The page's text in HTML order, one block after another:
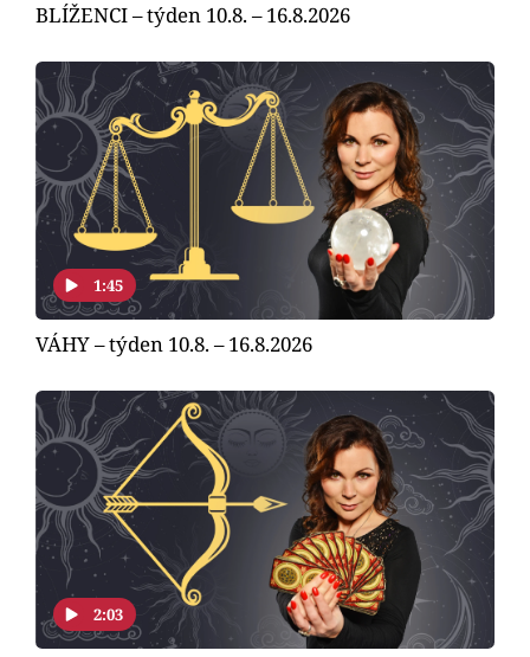
BLÍŽENCI – týden 10.8. – 16.8.2026
1:45
VÁHY – týden 10.8. – 16.8.2026
2:03